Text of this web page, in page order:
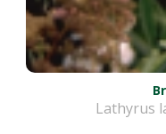
Lathyrus